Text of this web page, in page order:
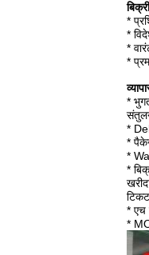
*
*
*
*
*
*
*
*
*
* एच
*